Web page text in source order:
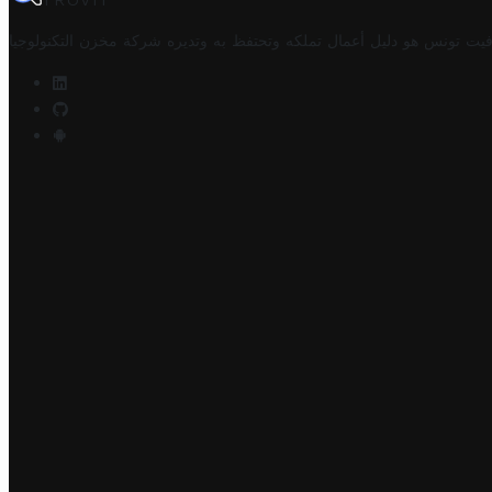
تونس هو دليل أعمال تملكه وتحتفظ به وتديره شركة مخزن التكنولوجيا